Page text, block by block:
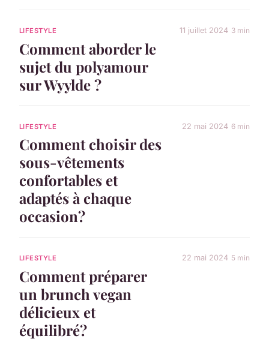
LIFESTYLE
Comment aborder le
sujet du polyamour
sur Wyylde ?
11 juillet 2024 3 min
LIFESTYLE
Comment choisir des
sous-vêtements
confortables et
adaptés à chaque
occasion?
22 mai 2024 6 min
LIFESTYLE
Comment préparer
un brunch vegan
délicieux et
équilibré?
22 mai 2024 5 min